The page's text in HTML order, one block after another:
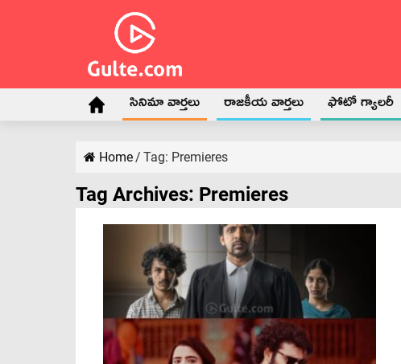
సినిమా వార్తలు రాజకీయ వార్తలు ఫోటో గ్యాలరీ
Home/ Tag: Premieres
Tag Archives: Premieres